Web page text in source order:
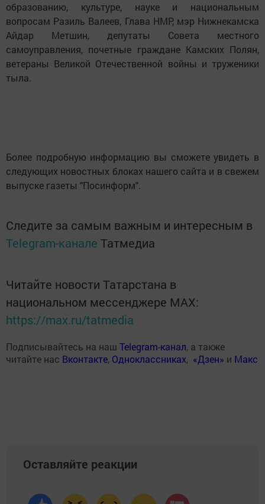
образованию, культуре, науке и национальным
вопросам Разиль Валеев, Глава НМР, мэр Нижнекамска
Айдар Метшин, депутаты Совета местного
самоуправления, почетные граждане Камских Полян,
ветераны Великой Отечественной войны и труженики
тыла.
Более подробную информацию вы сможете увидеть в
следующих новостных блоках нашего сайта и в свежем
выпуске газеты "Посинформ".
Следите за самым важным и интересным в
Telegram-канале Татмедиа
Читайте новости Татарстана в
национальном мессенджере MАХ:
https://max.ru/tatmedia
Подписывайтесь на наш Telegram-канал, а также
читайте нас Вконтакте, Одноклассниках, «Дзен» и Макс
Оставляйте реакции